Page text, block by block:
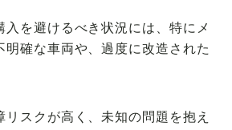
入を避けるべき状況には、特にメ
明確な車両や、過度に改造された
リスクが高く、未知の問題を抱え